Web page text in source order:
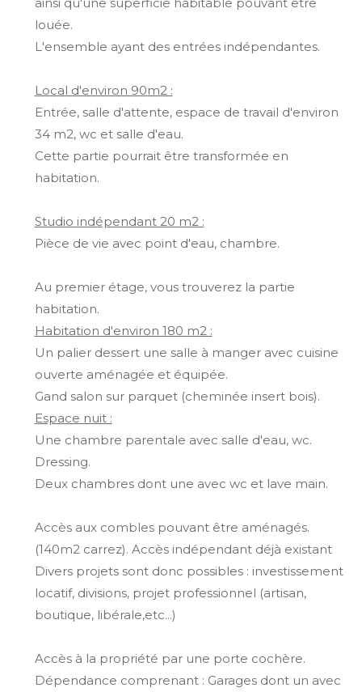
louée.
L'ensemble ayant des entrées indépendantes.
Local d'environ 90m2 :
Entrée, salle d'attente, espace de travail d'environ
34 m2, wc et salle d'eau.
Cette partie pourrait être transformée en
habitation.
Studio indépendant 20 m2 :
Pièce de vie avec point d'eau, chambre.
Au premier étage, vous trouverez la partie
habitation.
Habitation d'environ 180 m2 :
Un palier dessert une salle à manger avec cuisine
ouverte aménagée et équipée.
Gand salon sur parquet (cheminée insert bois).
Espace nuit :
Une chambre parentale avec salle d'eau, wc.
Dressing.
Deux chambres dont une avec wc et lave main.
Accès aux combles pouvant être aménagés.
(140m2 carrez). Accès indépendant déjà existant
Divers projets sont donc possibles : investissement
locatif, divisions, projet professionnel (artisan,
boutique, libérale,etc...)
Accès à la propriété par une porte cochère.
Dépendance comprenant : Garages dont un avec